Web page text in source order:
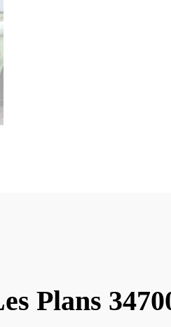
Plans